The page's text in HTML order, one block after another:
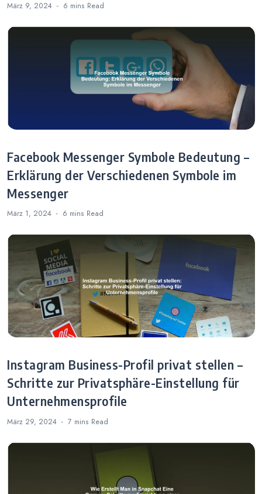
März 9, 2024 6 mins Read
Facebook Messenger Symbole Bedeutung –
Erklärung der Verschiedenen Symbole im
Messenger
März 1, 2024 6 mins Read
Instagram Business-Profil privat stellen –
Schritte zur Privatsphäre-Einstellung für
Unternehmensprofile
März 29, 2024 7 mins Read